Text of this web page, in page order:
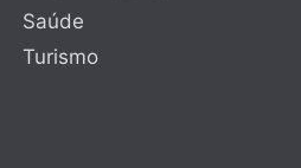
Saúde
Turismo